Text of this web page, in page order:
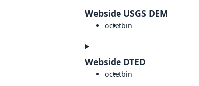
Webside USGS DEM
octetbin
Webside DTED
octetbin